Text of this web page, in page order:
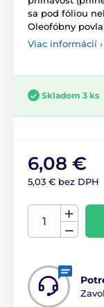
sa pod fóliou
Oleofóbny
Viac informácií ›
Skladom 3 ks
6,08 €
5,03 € bez DPH